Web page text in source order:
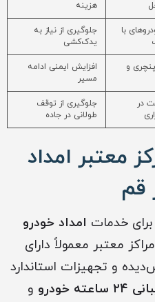
هزینه
با
جلوگیری از نیاز به
یدک‌کشی
و
افزایش ایمنی ادامه
مسیر
در
جلوگیری از توقف
طولانی در جاده
معتبر امداد
قم
خدمات امداد خودرو
معتبر معمولاً دارای
و تجهیزات استاندارد
خودرو
و